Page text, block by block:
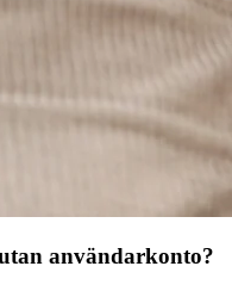
användarkonto?